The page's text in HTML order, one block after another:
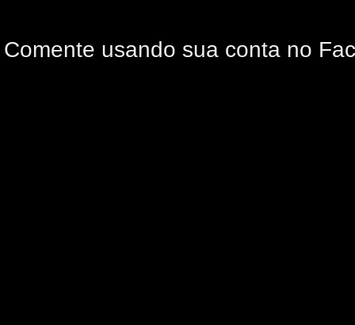
Comente usando sua conta no